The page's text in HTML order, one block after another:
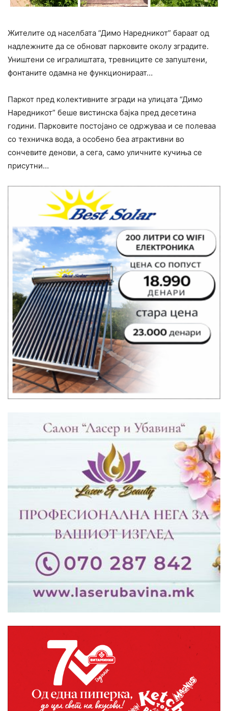
Жителите од населбата “Димо Наредникот” бараат од
надлежните да се обноват парковите околу зградите.
Уништени се игралиштата, тревниците се запуштени,
фонтаните одамна не функционираат…
Паркот пред колективните згради на улицата “Димо
Наредникот” беше вистинска бајка пред десетина
години. Парковите постојано се одржуваа и се полеваа
со техничка вода, а особено беа атрактивни во
сончевите денови, а сега, само уличните кучиња се
присутни…